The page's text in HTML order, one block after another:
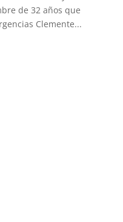
de 32 años que
Clemente...